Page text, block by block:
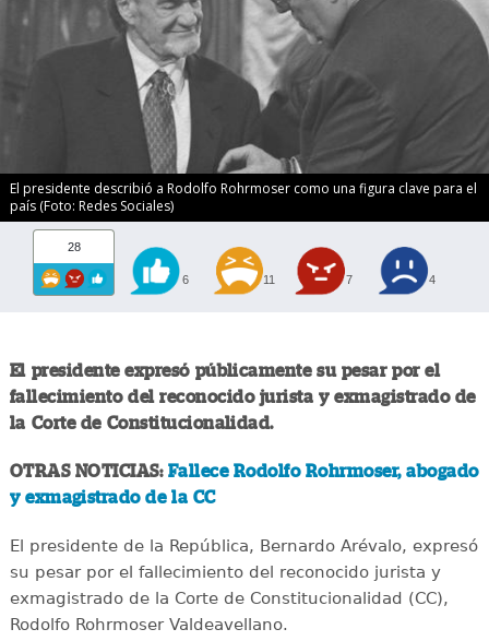
El presidente describió a Rodolfo Rohrmoser como una figura clave para el
país (Foto: Redes Sociales)
28
6 11 7 4
El presidente expresó públicamente su pesar por el
fallecimiento del reconocido jurista y exmagistrado de
la Corte de Constitucionalidad.
OTRAS NOTICIAS: Fallece Rodolfo Rohrmoser, abogado
y exmagistrado de la CC
El presidente de la República, Bernardo Arévalo, expresó
su pesar por el fallecimiento del reconocido jurista y
exmagistrado de la Corte de Constitucionalidad (CC),
Rodolfo Rohrmoser Valdeavellano.